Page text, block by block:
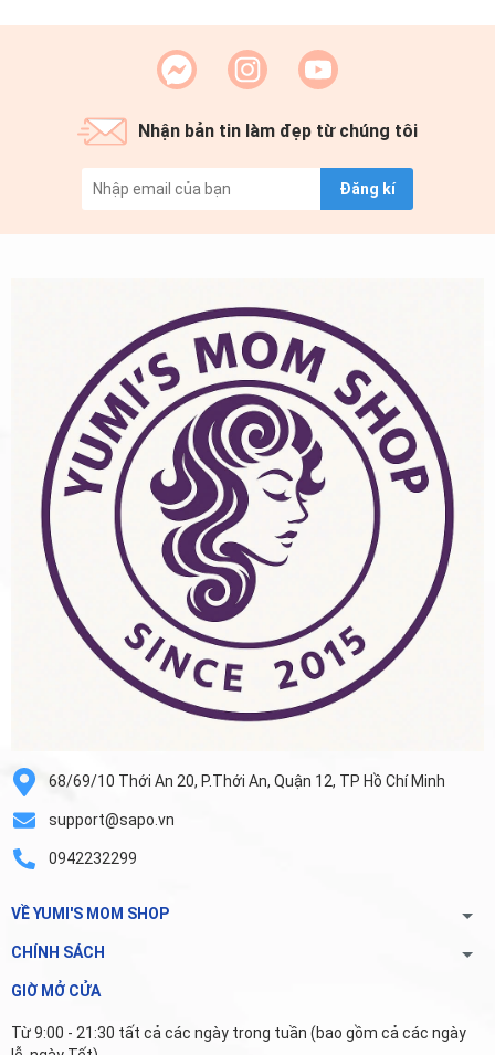
Nhận bản tin làm đẹp từ chúng tôi
Đăng kí
68/69/10 Thới An 20, P.Thới An, Quận 12, TP Hồ Chí Minh
support@sapo.vn
0942232299
VỀ YUMI'S MOM SHOP
CHÍNH SÁCH
GIỜ MỞ CỬA
Từ 9:00 - 21:30 tất cả các ngày trong tuần (bao gồm cả các ngày